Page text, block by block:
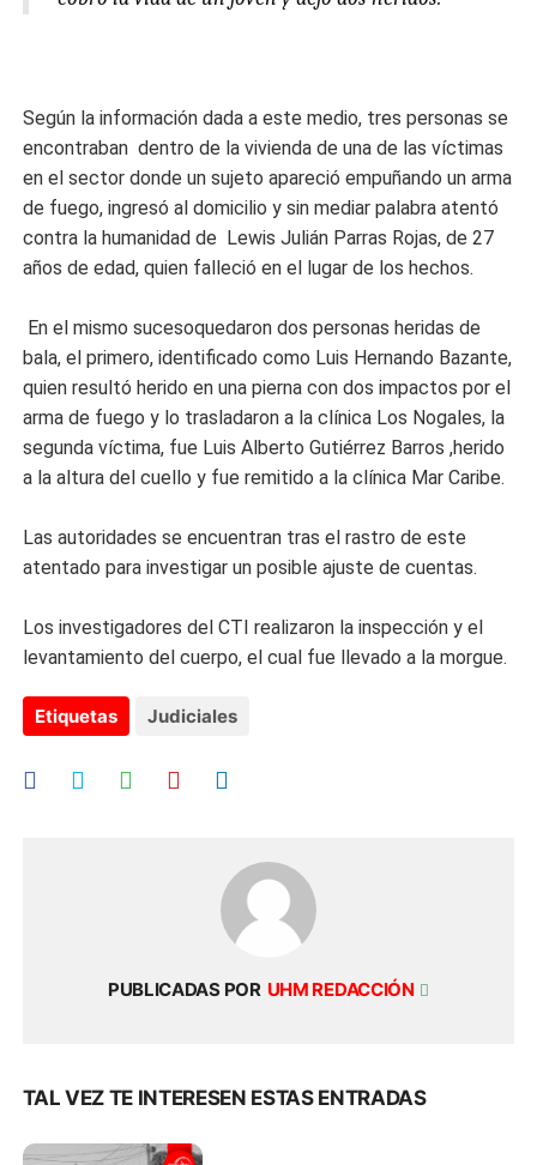
Según la información dada a este medio, tres personas se
encontraban dentro de la vivienda de una de las víctimas
en el sector donde un sujeto apareció empuñando un arma
de fuego, ingresó al domicilio y sin mediar palabra atentó
contra la humanidad de Lewis Julián Parras Rojas, de 27
años de edad, quien falleció en el lugar de los hechos.
En el mismo sucesoquedaron dos personas heridas de
bala, el primero, identificado como Luis Hernando Bazante,
quien resultó herido en una pierna con dos impactos por el
arma de fuego y lo trasladaron a la clínica Los Nogales, la
segunda víctima, fue Luis Alberto Gutiérrez Barros ,herido
a la altura del cuello y fue remitido a la clínica Mar Caribe.
Las autoridades se encuentran tras el rastro de este
atentado para investigar un posible ajuste de cuentas.
Los investigadores del CTI realizaron la inspección y el
levantamiento del cuerpo, el cual fue llevado a la morgue.
Etiquetas Judiciales
PUBLICADAS POR UHM REDACCIÓN
TAL VEZ TE INTERESEN ESTAS ENTRADAS